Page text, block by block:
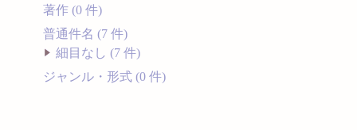
著作 (0 件)
普通件名 (7 件)
細目なし (7 件)
ジャンル・形式 (0 件)